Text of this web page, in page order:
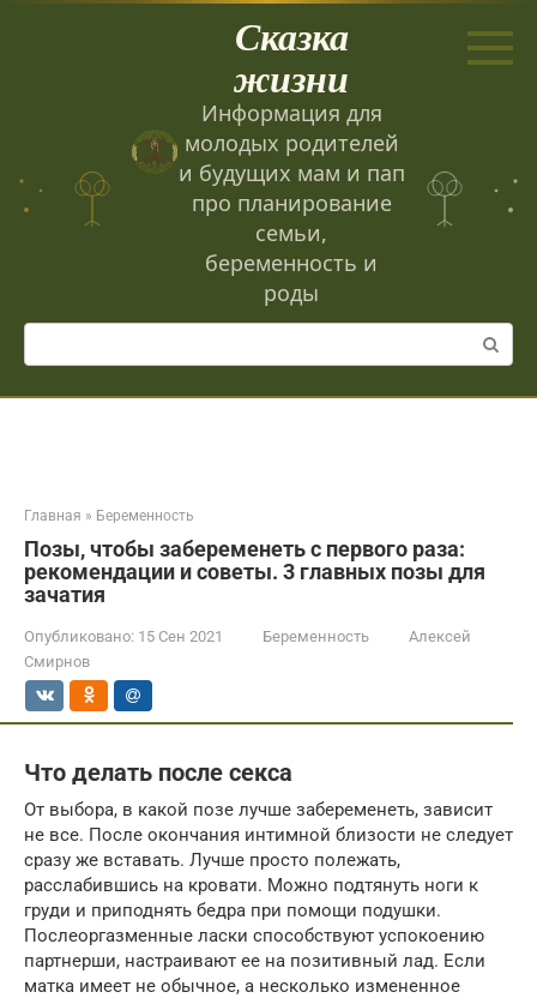
Сказка
жизни
Информация для
молодых родителей
и будущих мам и пап
про планирование
семьи,
беременность и
роды
Поиск:
Главная » Беременность
Позы, чтобы забеременеть с первого раза:
рекомендации и советы. 3 главных позы для
зачатия
Опубликовано: 15 Сен 2021 Беременность
Алексей
Смирнов
Что делать после секса
От выбора, в какой позе лучше забеременеть, зависит
не все. После окончания интимной близости не следует
сразу же вставать. Лучше просто полежать,
расслабившись на кровати. Можно подтянуть ноги к
груди и приподнять бедра при помощи подушки.
Послеоргазменные ласки способствуют успокоению
партнерши, настраивают ее на позитивный лад. Если
матка имеет не обычное, а несколько измененное